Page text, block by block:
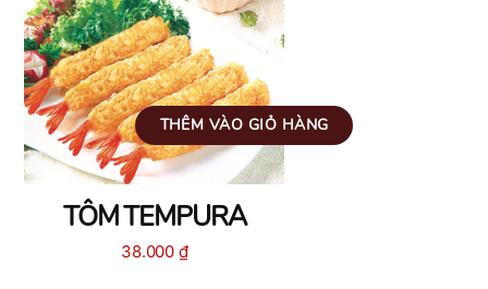
TÔM TEMPURA
38.000 ₫
THÊM VÀO GIỎ HÀNG